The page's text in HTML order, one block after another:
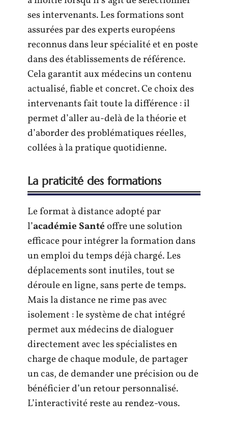
ses intervenants. Les formations sont
assurées par des experts européens
reconnus dans leur spécialité et en poste
dans des établissements de référence.
Cela garantit aux médecins un contenu
actualisé, fiable et concret. Ce choix des
intervenants fait toute la différence : il
permet d’aller au-delà de la théorie et
d’aborder des problématiques réelles,
collées à la pratique quotidienne.
La praticité des formations
Le format à distance adopté par
l’académie Santéoffre une solution
efficace pour intégrer la formation dans
un emploi du temps déjà chargé. Les
déplacements sont inutiles, tout se
déroule en ligne, sans perte de temps.
Mais la distance ne rime pas avec
isolement : le système de chat intégré
permet aux médecins de dialoguer
directement avec les spécialistes en
charge de chaque module, de partager
un cas, de demander une précision ou de
bénéficier d’un retour personnalisé.
L’interactivité reste au rendez-vous.